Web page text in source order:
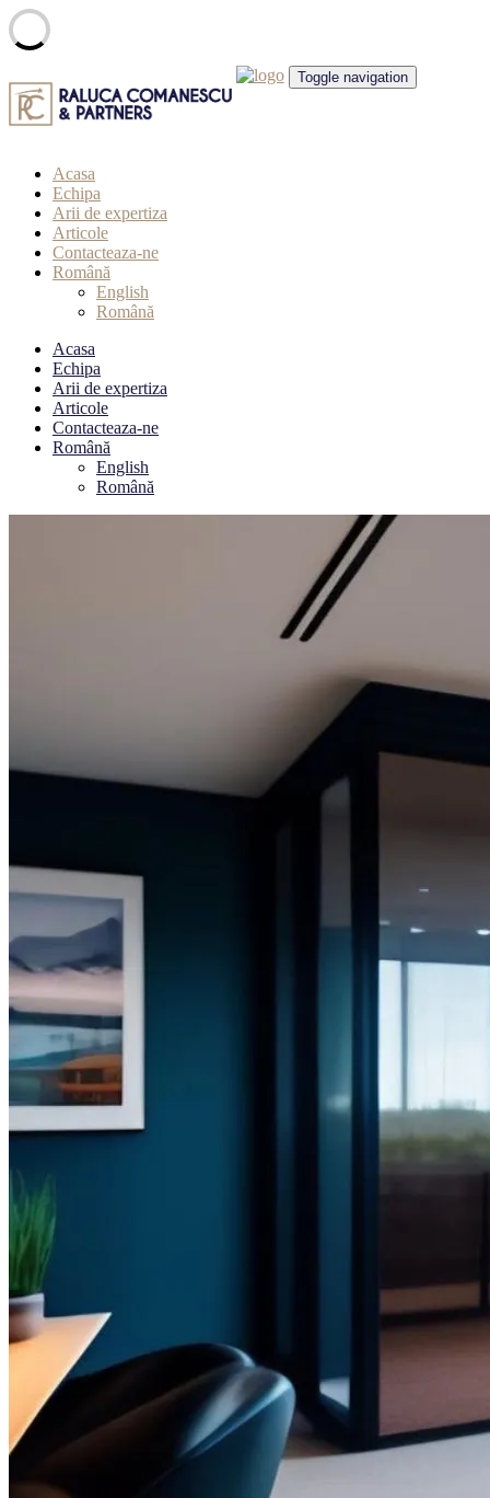
to
content
Toggle navigation
Acasa
Echipa
Arii de expertiza
Articole
Contacteaza-ne
Română
English
Română
Acasa
Echipa
Arii de expertiza
Articole
Contacteaza-ne
Română
English
Română